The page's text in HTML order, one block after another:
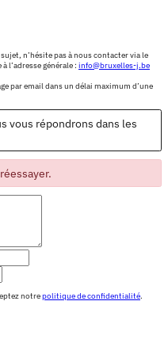
n’hésite pas à nous contacter via le
l’adresse générale : info@bruxelles-j.be
par email dans un délai maximum d’une
vous répondrons dans les
notrepolitique de confidentialité.